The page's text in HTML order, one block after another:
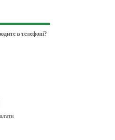
в телефоні?